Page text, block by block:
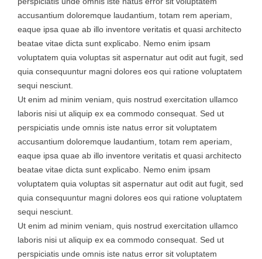
accusantium doloremque laudantium, totam rem aperiam,
eaque ipsa quae ab illo inventore veritatis et quasi architecto
beatae vitae dicta sunt explicabo. Nemo enim ipsam
voluptatem quia voluptas sit aspernatur aut odit aut fugit, sed
quia consequuntur magni dolores eos qui ratione voluptatem
sequi nesciunt.
Ut enim ad minim veniam, quis nostrud exercitation ullamco
laboris nisi ut aliquip ex ea commodo consequat. Sed ut
perspiciatis unde omnis iste natus error sit voluptatem
accusantium doloremque laudantium, totam rem aperiam,
eaque ipsa quae ab illo inventore veritatis et quasi architecto
beatae vitae dicta sunt explicabo. Nemo enim ipsam
voluptatem quia voluptas sit aspernatur aut odit aut fugit, sed
quia consequuntur magni dolores eos qui ratione voluptatem
sequi nesciunt.
Ut enim ad minim veniam, quis nostrud exercitation ullamco
laboris nisi ut aliquip ex ea commodo consequat. Sed ut
perspiciatis unde omnis iste natus error sit voluptatem